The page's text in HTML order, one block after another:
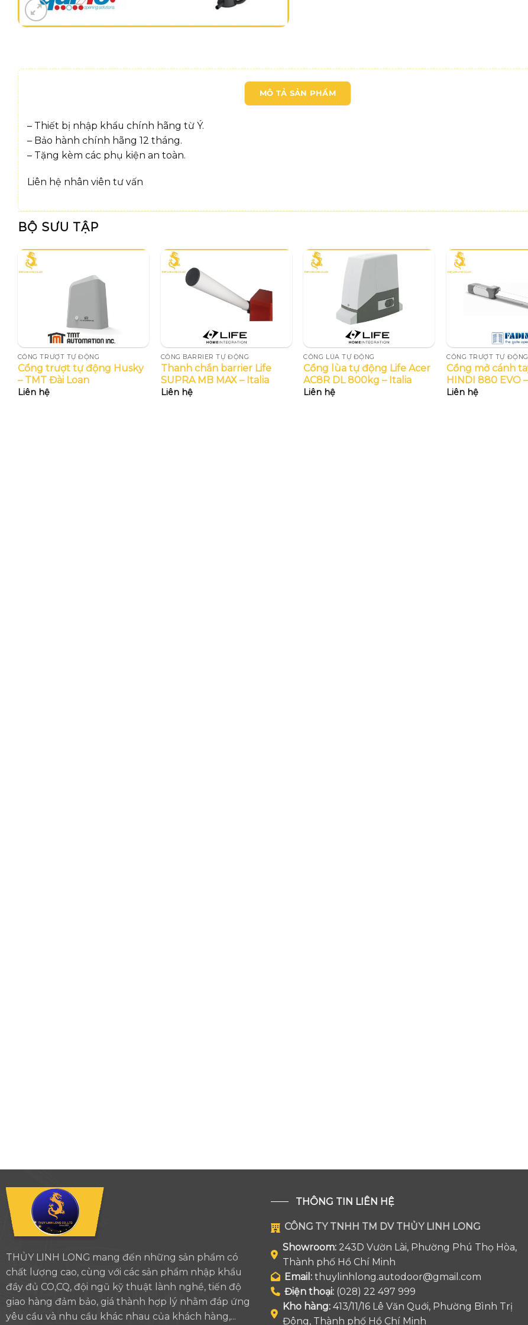
MÔ TẢ SẢN PHẨM
– Thiết bị nhập khẩu chính hãng từ Ý.
– Bảo hành chính hãng 12 tháng.
– Tặng kèm các phụ kiện an toàn.
Liên hệ nhân viên tư vấn
BỘ SƯU TẬP
CỔNG TRƯỢT TỰ ĐỘNG
Cổng trượt tự động Husky
– TMT Đài Loan
Liên hệ
CỔNG BARRIER TỰ ĐỘNG
Thanh chắn barrier Life
SUPRA MB MAX – Italia
Liên hệ
CỔNG LÙA TỰ ĐỘNG
Cổng lùa tự động Life Acer
AC8R DL 800kg – Italia
Liên hệ
CỔNG TRƯỢT TỰ ĐỘNG
Cổng mở cánh
HINDI 880 EVO
Liên hệ
THỦY LINH LONG mang đến những sản phẩm có
chất lượng cao, cùng với các sản phẩm nhập khẩu
đầy đủ CO,CQ, đội ngũ kỹ thuật lành nghề, tiến độ
giao hàng đảm bảo, giá thành hợp lý nhằm đáp ứng
yêu cầu và nhu cầu khác nhau của khách hàng,...
THÔNG TIN LIÊN HỆ
CÔNG TY TNHH TM DV THỦY LINH LONG
Showroom:243D Vườn Lài, Phường Phú Thọ Hòa,
Thành phố Hồ Chí Minh
Email: thuylinhlong.autodoor@gmail.com
Điện thoại:(028) 22 497 999
Kho hàng:413/11/16 Lê Văn Quới, Phường Bình Trị
Đông, Thành phố Hồ Chí Minh